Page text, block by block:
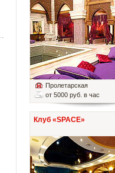
Пролетарская
от 5000 руб. в час
Клуб «SPACE»